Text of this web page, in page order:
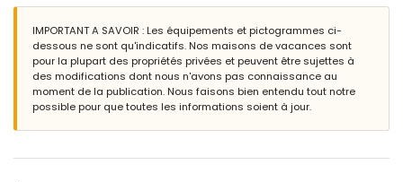
jardin avec gravier, arbres et mobilier de jardin avec transats
terrasse couverte
espace de détente extérieur et espace à manger extérieur
4 places de parking privées
Informations supplémentaires
ville la plus proche : Calpe (à moins de 2 kilomètres de la villa)
mètres de la villa)
IMPORTANT A SAVOIR : Les équipements et pictogrammes ci-
dessous ne sont qu'indicatifs. Nos maisons de vacances sont
pour la plupart des propriétés privées et peuvent être sujettes à
des modifications dont nous n'avons pas connaissance au
moment de la publication. Nous faisons bien entendu tout notre
possible pour que toutes les informations soient à jour.